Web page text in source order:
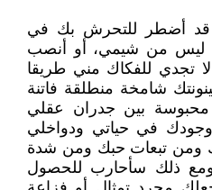
قد أضطر للتحرش بك في
ليس من شيمي، أو أنصب
تجدي للفكاك مني طريقا
شامخة منطلقة فاتنة
محبوسة بين جدران عقلي
في حياتي ودواخلي
ومن تبعات حبك ومن شدة
ذلك سأحارب للحصول